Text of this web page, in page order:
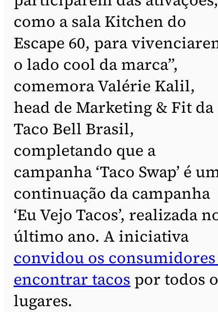
como a sala Kitchen do
Escape 60, para
o lado cool da marca”,
comemora Valérie Kalil,
head de Marketing & Fit da
Taco Bell Brasil,
completando que a
campanha ‘Taco Swap’ é
continuação da campanha
‘Eu Vejo Tacos’, realizada
último ano. A iniciativa
convidou os consumidores
encontrar tacos por todos
lugares.